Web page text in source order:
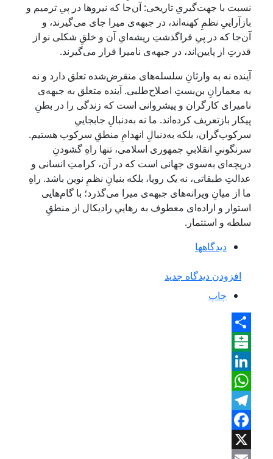
نسبت با جهت‌گیریِ تاریخی: آن‌جا که نیروها در پیِ ترمیم و
بازآراییِ نظمِ کهنه‌اند، در جبهه‌ی میرا جای می‌گیرند، و
آن‌جا که در پیِ فراگذشتِ ریشه‌ایِ آن و خلقِ شکلی نو از
قدرتِ از پایین‌اند، در جبهه‌ی نامیرا قرار می‌گیرند.
آینده نه به وارثانِ سلسله‌های منقرض‌شده تعلق دارد و نه
به معمارانِ بن‌بستِ اصلاح‌طلبی. آینده متعلق به جبهه‌ی
نامیرای کارگران و پیشروانی است که زندگی را در بطنِ
پیکار بازتعریف کرده‌اند. ما نه به‌دنبالِ جابجاییِ
سرکوب‌گران، بلکه به‌دنبالِ انهدامِ منطقِ سرکوب هستیم.
سرنگونیِ انقلابیِ جمهوری اسلامی، تنها راهِ گشودنِ
دریچه‌ای به‌سوی جهانی است که در آن، کرامتِ انسانی و
عدالتِ طبقاتی، نه یک رویا، بلکه بنیانِ نظمِ نوین باشد. راهِ
ما از میانِ ویرانه‌های جبهه‌ی میرا می‌گذرد؛ با گام‌هایی
استوار و اراده‌ای معطوف به رهاییِ رادیکال از منطقِ
سلطه و استثمار.
دیدگاه‎ها
افزودن دیدگاه جدید
چاپ
Share
Balatarin
LinkedIn
WhatsApp
Telegram
Facebook